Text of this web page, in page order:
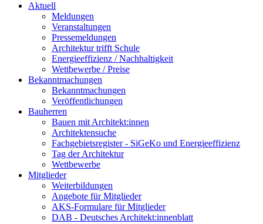
Aktuell
Meldungen
Veranstaltungen
Pressemeldungen
Architektur trifft Schule
Energieeffizienz / Nachhaltigkeit
Wettbewerbe / Preise
Bekanntmachungen
Bekanntmachungen
Veröffentlichungen
Bauherren
Bauen mit Architekt:innen
Architektensuche
Fachgebietsregister - SiGeKo und Energieeffizienz
Tag der Architektur
Wettbewerbe
Mitglieder
Weiterbildungen
Angebote für Mitglieder
AKS-Formulare für Mitglieder
DAB - Deutsches Architekt:innenblatt